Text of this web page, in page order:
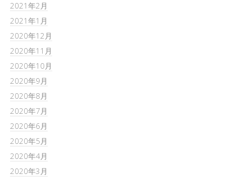
2021年2月
2021年1月
2020年12月
2020年11月
2020年10月
2020年9月
2020年8月
2020年7月
2020年6月
2020年5月
2020年4月
2020年3月